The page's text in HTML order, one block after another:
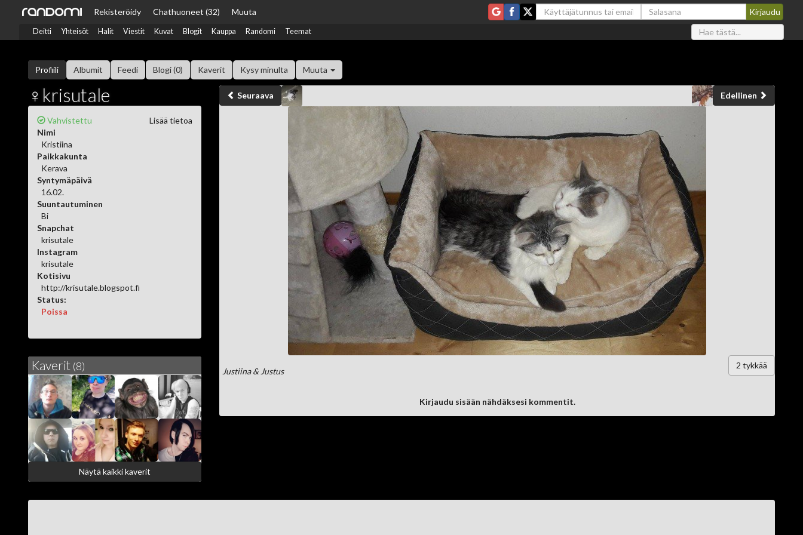
Rekisteröidy Chathuoneet (32) Muuta
Deitti Yhteisöt Halit Viestit Kuvat Blogit Kauppa Randomi Teemat
Profiili Albumit Feedi Blogi (0) Kaverit Kysy minulta Muuta
Seuraava Edellinen
Justiina & Justus
2 tykkää
Kirjaudu sisään nähdäksesi kommentit.
♀krisutale
Lisää tietoa
Vahvistettu
Nimi
Kristiina
Paikkakunta
Kerava
Syntymäpäivä
16.02.
Suuntautuminen
Bi
Snapchat
krisutale
Instagram
krisutale
Kotisivu
http://krisutale.blogspot.fi
Status:
Poissa
Kaverit (8)
Näytä kaikki kaverit